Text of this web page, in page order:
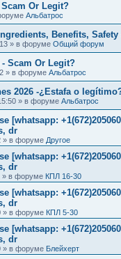
Or Legit?
Альбатрос
Benefits,
» в форуме Общий форум
Scam Or Legit?
» в форуме Альбатрос
2026 -¿Estafa o
» в форуме Альбатрос
[whatsapp:
dr
» в форуме Другое
[whatsapp:
dr
» в форуме КПЛ 16-30
[whatsapp:
dr
» в форуме КПЛ 5-30
[whatsapp:
dr
» в форуме Блейхерт